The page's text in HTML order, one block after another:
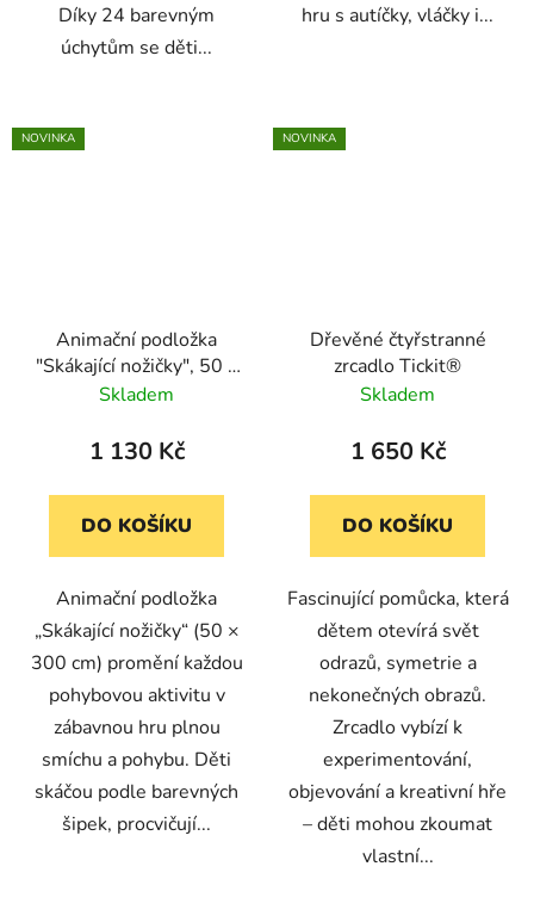
Díky 24 barevným
úchytům se děti...
hru s autíčky, vláčky i...
NOVINKA
Animační podložka
"Skákající nožičky", 50 x
300 cm
Skladem
1 130 Kč
DO KOŠÍKU
Animační podložka
„Skákající nožičky“ (50 ×
300 cm) promění každou
pohybovou aktivitu v
zábavnou hru plnou
smíchu a pohybu. Děti
skáčou podle barevných
šipek, procvičují...
NOVINKA
Dřevěné čtyřstranné
zrcadlo Tickit®
Skladem
1 650 Kč
DO KOŠÍKU
Fascinující pomůcka, která
dětem otevírá svět
odrazů, symetrie a
nekonečných obrazů.
Zrcadlo vybízí k
experimentování,
objevování a kreativní hře
– děti mohou zkoumat
vlastní...